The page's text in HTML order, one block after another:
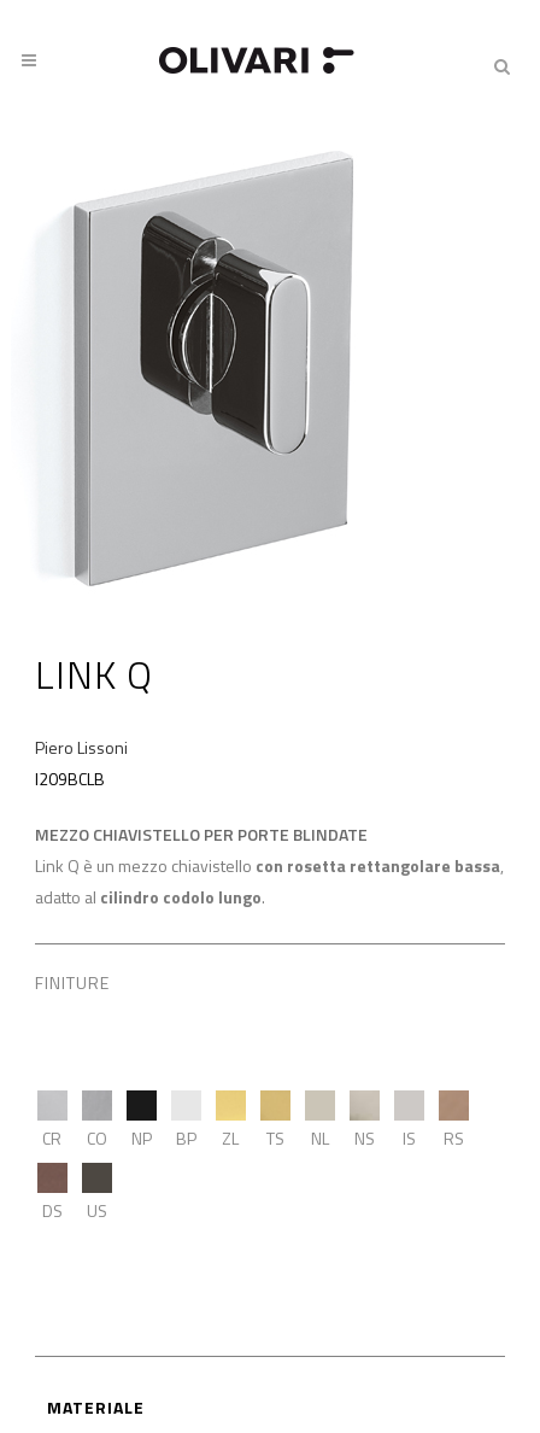
LINK Q
Piero Lissoni
I209BCLB
MEZZO CHIAVISTELLO PER PORTE BLINDATE
Link Q è un mezzo chiavistello con rosetta rettangolare bassa,
adatto al cilindro codolo lungo.
FINITURE
CR CO NP BP ZL TS NL NS IS RS
DS US
MATERIALE